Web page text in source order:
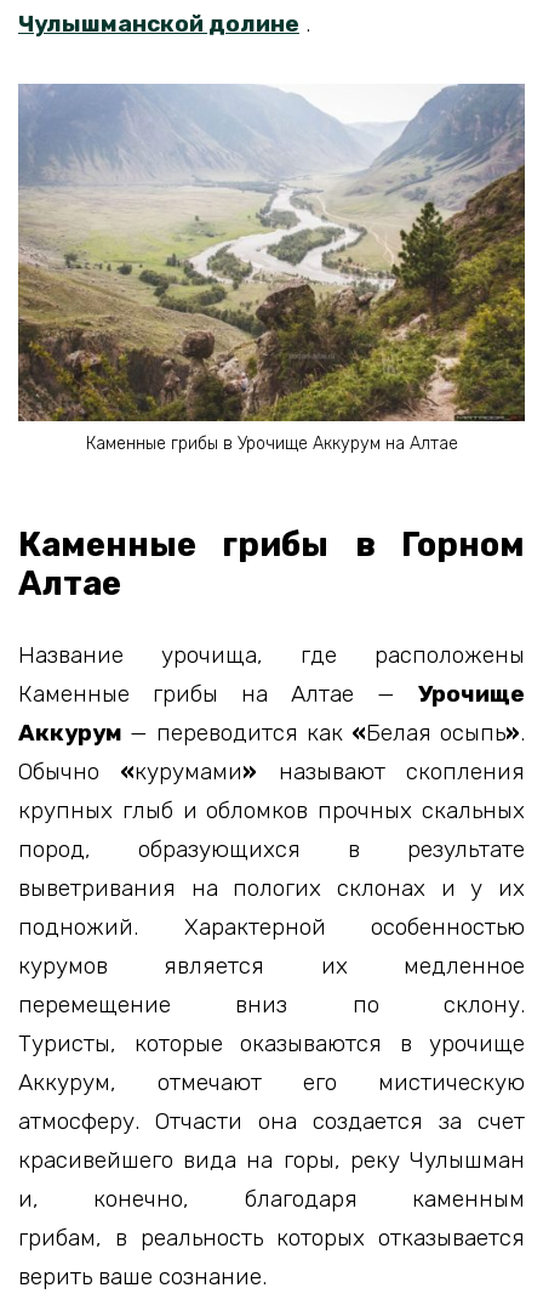
Чулышманской долине .
Каменные грибы в Урочище Аккурум на Алтае
Каменные грибы в Горном
Алтае
Название урочища, где расположены
Каменные грибы на Алтае — Урочище
Аккурум — переводится как «Белая осыпь».
Обычно «курумами» называют скопления
крупных глыб и обломков прочных скальных
пород, образующихся в результате
выветривания на пологих склонах и у их
подножий. Характерной особенностью
курумов является их медленное
перемещение вниз по склону.
Туристы, которые оказываются в урочище
Аккурум, отмечают его мистическую
атмосферу. Отчасти она создается за счет
красивейшего вида на горы, реку Чулышман
и, конечно, благодаря каменным
грибам, в реальность которых отказывается
верить ваше сознание.